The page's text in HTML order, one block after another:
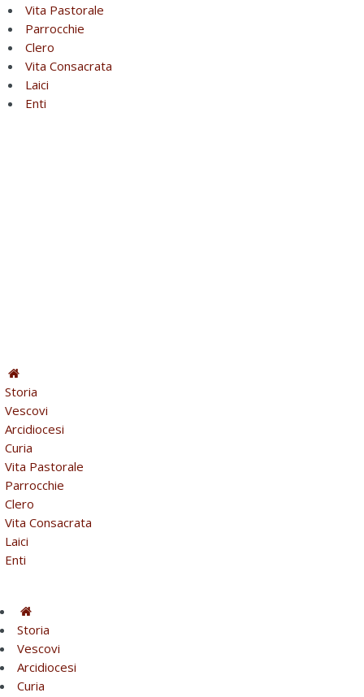
Vita Pastorale
Parrocchie
Clero
Vita Consacrata
Laici
Enti
Storia
Vescovi
Arcidiocesi
Curia
Vita Pastorale
Parrocchie
Clero
Vita Consacrata
Laici
Enti
Storia
Vescovi
Arcidiocesi
Curia